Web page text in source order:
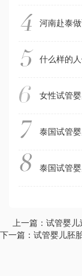
河南赴泰
什么样的
女性试管
泰国试管
泰国试管
上一篇：试管婴
下一篇：试管婴儿胚